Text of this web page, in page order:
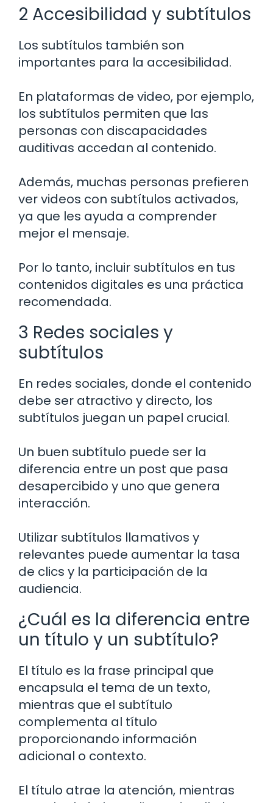
2 Accesibilidad y subtítulos
Los subtítulos también son
importantes para la accesibilidad.
En plataformas de video, por ejemplo,
los subtítulos permiten que las
personas con discapacidades
auditivas accedan al contenido.
Además, muchas personas prefieren
ver videos con subtítulos activados,
ya que les ayuda a comprender
mejor el mensaje.
Por lo tanto, incluir subtítulos en tus
contenidos digitales es una práctica
recomendada.
3 Redes sociales y
subtítulos
En redes sociales, donde el contenido
debe ser atractivo y directo, los
subtítulos juegan un papel crucial.
Un buen subtítulo puede ser la
diferencia entre un post que pasa
desapercibido y uno que genera
interacción.
Utilizar subtítulos llamativos y
relevantes puede aumentar la tasa
de clics y la participación de la
audiencia.
¿Cuál es la diferencia entre
un título y un subtítulo?
El título es la frase principal que
encapsula el tema de un texto,
mientras que el subtítulo
complementa al título
proporcionando información
adicional o contexto.
El título atrae la atención, mientras